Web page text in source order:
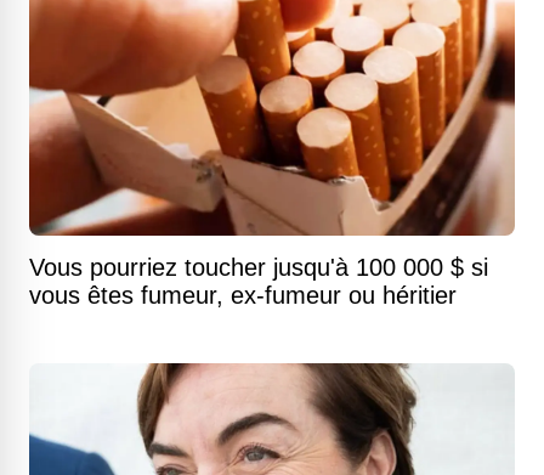
Vous pourriez toucher jusqu'à 100 000 $ si
vous êtes fumeur, ex-fumeur ou héritier